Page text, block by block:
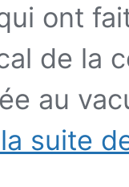
ont
de la
au
suite